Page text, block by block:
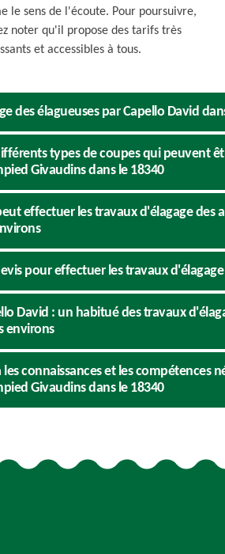
le sens de l'écoute. Pour poursuivre,
noter qu'il propose des tarifs très
et accessibles à tous.
des élagueuses par Capello David
types de coupes qui peuvent
Givaudins dans le 18340
effectuer les travaux d'élagage des
pour effectuer les travaux
David : un habitué des travaux
environs
les connaissances et les compétences
Givaudins dans le 18340